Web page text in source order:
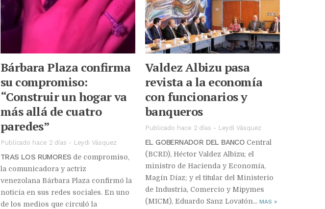
Bárbara Plaza confirma
su compromiso:
“Construir un hogar va
más allá de cuatro
paredes”
Publicado hace 2 días - Leydi Vásquez
TRAS LOS RUMORES de compromiso,
la comunicadora y actriz
venezolana Bárbara Plaza confirmó la
noticia en sus redes sociales. En uno
de los medios que circuló la
Valdez Albizu pasa
revista a la economía
con funcionarios y
banqueros
Publicado hace 2 días - Leydi Vásquez
EL GOBERNADOR DEL BANCO Central
(BCRD), Héctor Valdez Albizu; el
ministro de Hacienda y Economía,
Magín Díaz; y el titular del Ministerio
de Industria, Comercio y Mipymes
(MICM), Eduardo Sanz Lovatón... MAS »